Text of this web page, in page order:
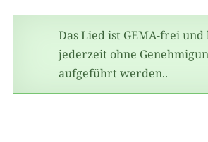
Das Lied ist GEMA-frei und
jederzeit ohne
aufgeführt werden..